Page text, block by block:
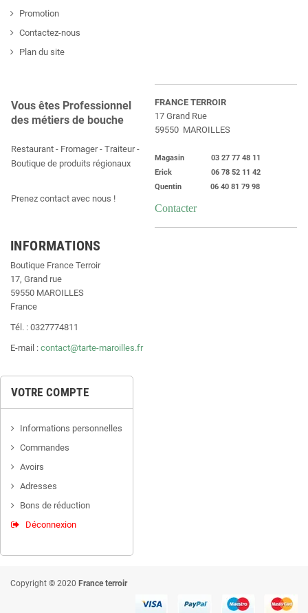
Promotion
Contactez-nous
Plan du site
Vous êtes Professionnel
des métiers de bouche
Restaurant - Fromager - Traiteur -
Boutique de produits régionaux
Prenez contact avec nous !
FRANCE TERROIR
17 Grand Rue
59550 MAROILLES
Magasin 03 27 77 48 11
Erick 06 78 52 11 42
Quentin 06 40 81 79 98
Contacter
INFORMATIONS
Boutique France Terroir
17, Grand rue
59550 MAROILLES
France
Tél. : 0327774811
E-mail : contact@tarte-maroilles.fr
VOTRE COMPTE
Informations personnelles
Commandes
Avoirs
Adresses
Bons de réduction
Déconnexion
Copyright © 2020 France terroir